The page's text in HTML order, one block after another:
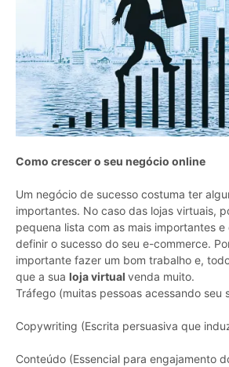
Como crescer o seu negócio online
Um negócio de sucesso costuma ter
importantes. No caso das lojas virtuais,
pequena lista com as mais importantes
definir o sucesso do seu e-commerce.
importante fazer um bom trabalho e,
que a sua loja virtual venda muito.
Tráfego (muitas pessoas acessando seu
Copywriting (Escrita persuasiva que
Conteúdo (Essencial para engajamento